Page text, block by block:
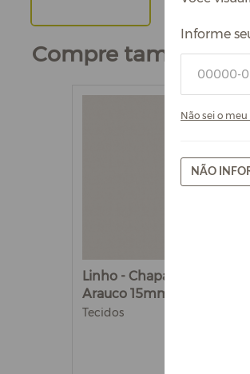
Compre também
Linho - Chapa de MDF
Arauco 15mm
Tecidos
Informe
Não sei o meu
NÃO